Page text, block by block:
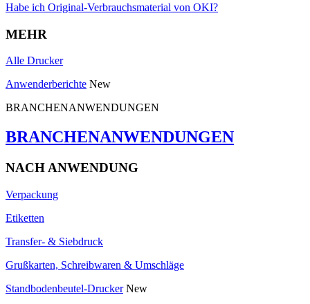
Habe ich Original-Verbrauchsmaterial von OKI?
MEHR
Alle Drucker
Anwenderberichte New
BRANCHENANWENDUNGEN
BRANCHENANWENDUNGEN
NACH ANWENDUNG
Verpackung
Etiketten
Transfer- & Siebdruck
Grußkarten, Schreibwaren & Umschläge
Standbodenbeutel-Drucker New